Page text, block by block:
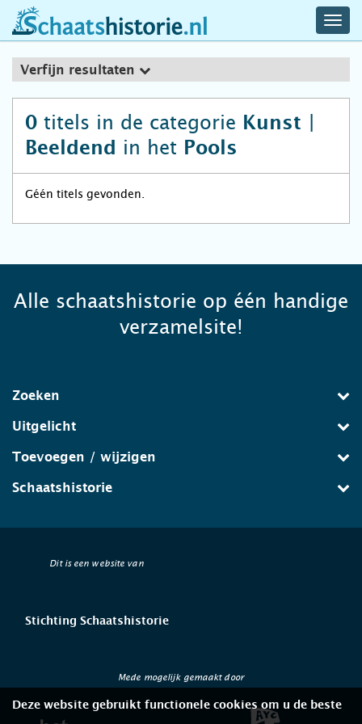
schaatshistorie.nl
Verfijn resultaten
0 titels in de categorie Kunst |
Beeldend
in het Pools
Géén titels gevonden.
Alle schaatshistorie op één handige
verzamelsite!
Zoeken
Uitgelicht
Toevoegen / wijzigen
Schaatshistorie
Dit is een website van
Stichting Schaatshistorie
Mede mogelijk gemaakt door
Deze website gebruikt functionele cookies om u de beste